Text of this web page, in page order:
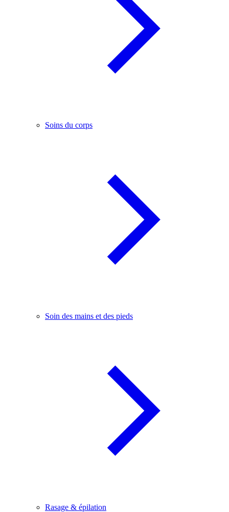
Soins du corps
Soin des mains et des pieds
Rasage & épilation